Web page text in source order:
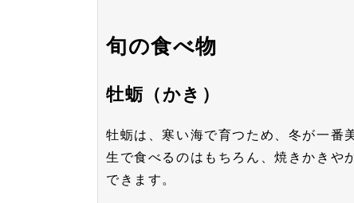
旬の食べ物
牡蛎（かき）
牡蛎は、寒い海で育つため、冬が一番
生で食べるのはもちろん、焼きかきや
できます。